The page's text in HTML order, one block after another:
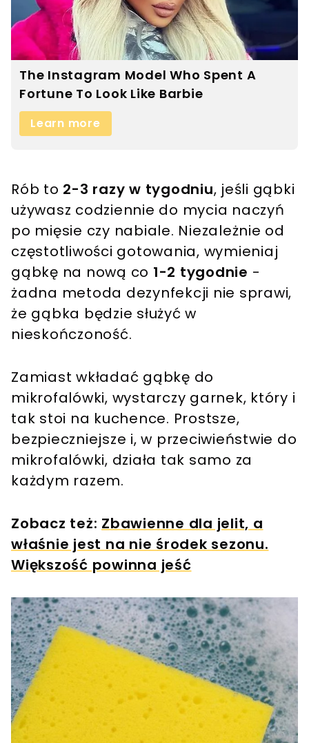
Rób to 2-3 razy w tygodniu, jeśli gąbki
używasz codziennie do mycia naczyń
po mięsie czy nabiale. Niezależnie od
częstotliwości gotowania, wymieniaj
gąbkę na nową co 1-2 tygodnie -
żadna metoda dezynfekcji nie sprawi,
że gąbka będzie służyć w
nieskończoność.
Zamiast wkładać gąbkę do
mikrofalówki, wystarczy garnek, który i
tak stoi na kuchence. Prostsze,
bezpieczniejsze i, w przeciwieństwie do
mikrofalówki, działa tak samo za
każdym razem.
Zobacz też: Zbawienne dla jelit, a
właśnie jest na nie środek sezonu.
Większość powinna jeść